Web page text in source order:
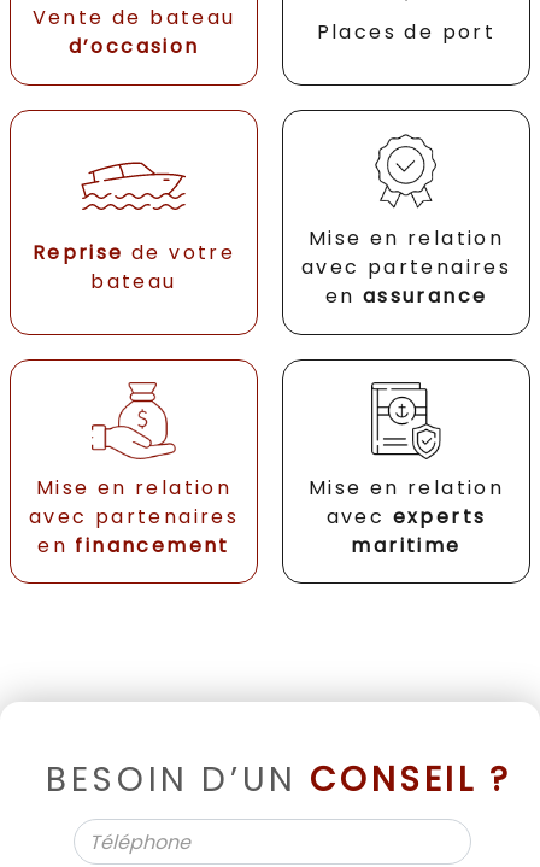
Vente de bateau
d’occasion
Places de port
Reprise de votre
bateau
Mise en relation
avec partenaires
en assurance
Mise en relation
avec partenaires
en financement
Mise en relation
avec experts
maritime
BESOIN D’UN CONSEIL ?